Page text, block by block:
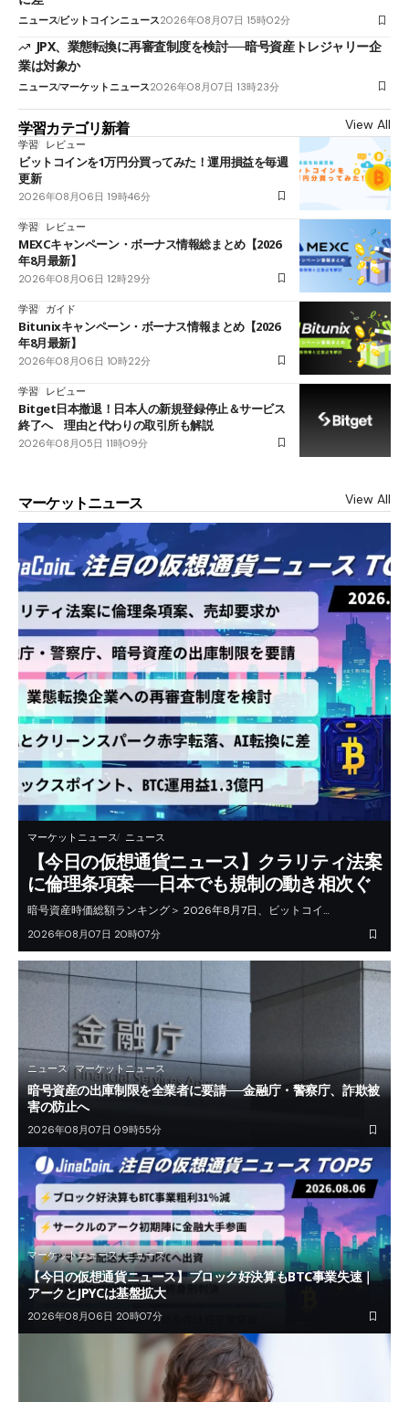
ニュースビットコインニュース2026年08月07日 15時02分
JPX、業態転換に再審査制度を検討──暗号資産トレジャリー企
業は対象か
ニュースマーケットニュース2026年08月07日 13時23分
学習カテゴリ新着 View All
学習 レビュー
ビットコインを1万円分買ってみた！運用損益を毎週
更新
2026年08月06日 19時46分
学習 レビュー
MEXCキャンペーン・ボーナス情報総まとめ【2026
年8月最新】
2026年08月06日 12時29分
学習 ガイド
Bitunixキャンペーン・ボーナス情報まとめ【2026
年8月最新】
2026年08月06日 10時22分
学習 レビュー
Bitget日本撤退！日本人の新規登録停止＆サービス
終了へ 理由と代わりの取引所も解説
2026年08月05日 11時09分
マーケットニュース View All
マーケットニュース ニュース
【今日の仮想通貨ニュース】クラリティ法案
に倫理条項案──日本でも規制の動き相次ぐ
暗号資産時価総額ランキング＞ 2026年8月7日、ビットコイ…
2026年08月07日 20時07分
ニュース マーケットニュース
暗号資産の出庫制限を全業者に要請──金融庁・警察庁、詐欺被
害の防止へ
2026年08月07日 09時55分
マーケットニュース ニュース
【今日の仮想通貨ニュース】ブロック好決算もBTC事業失速｜
アークとJPYCは基盤拡大
2026年08月06日 20時07分